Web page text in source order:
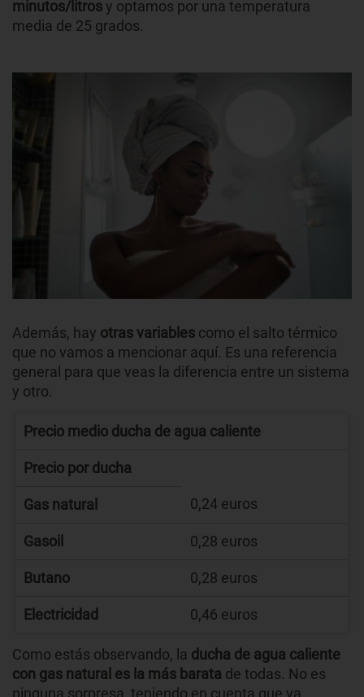
minutos/litrosy optamos por una temperatura
media de 25 grados.
Además, hay otras variables como el salto térmico
que no vamos a mencionar aquí. Es una referencia
general para que veas la diferencia entre un sistema
y otro.
Precio medio ducha de agua caliente
Precio por ducha
Gas natural 0,24 euros
Gasoil 0,28 euros
Butano 0,28 euros
Electricidad 0,46 euros
Como estás observando, la ducha de agua caliente
con gas natural es la más barata de todas. No es
ninguna sorpresa, teniendo en cuenta que ya